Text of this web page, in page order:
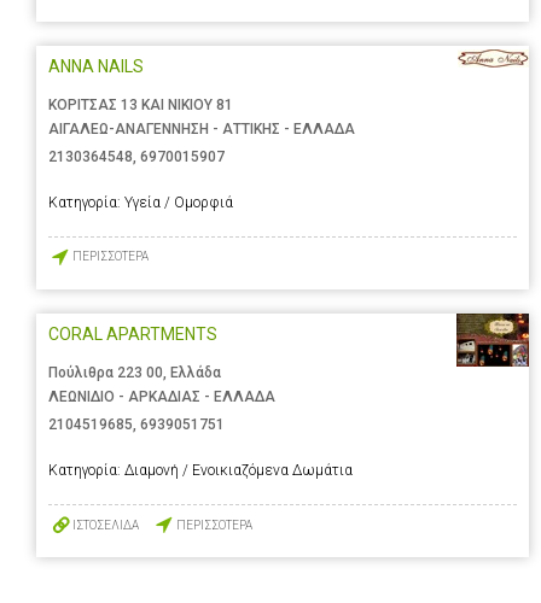
ANNA NAILS
ΚΟΡΙΤΣΑΣ 13 ΚΑΙ ΝΙΚΙΟΥ 81
ΑΙΓΑΛΕΩ-ΑΝΑΓΕΝΝΗΣΗ - ΑΤΤΙΚΗΣ - ΕΛΛΑΔΑ
2130364548 6970015907
Κατηγορία: Υγεία / Ομορφιά
ΠΕΡΙΣΣΟΤΕΡΑ
CORAL APARTMENTS
Πούλιθρα 223 00, Ελλάδα
ΛΕΩΝΙΔΙΟ - ΑΡΚΑΔΙΑΣ - ΕΛΛΑΔΑ
2104519685, 6939051751
Κατηγορία: Διαμονή / Ενοικιαζόμενα Δωμάτια
ΙΣΤΟΣΕΛΙΔΑ ΠΕΡΙΣΣΟΤΕΡΑ